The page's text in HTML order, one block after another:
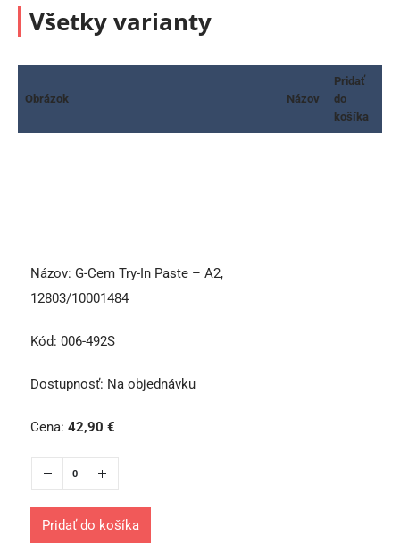
Všetky varianty
Obrázok Názov
Pridať
do
košíka
Názov: G-Cem Try-In Paste – A2,
12803/10001484
Kód: 006-492S
Dostupnosť: Na objednávku
Cena: 42,90 €
Pridať do košíka